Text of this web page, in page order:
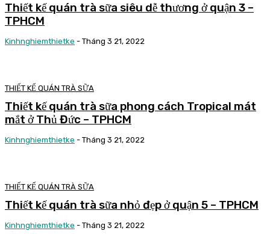
Thiết kế quán trà sữa siêu dễ thương ở quận 3 –
TPHCM
Kinhnghiemthietke - Tháng 3 21, 2022
THIẾT KẾ QUÁN TRÀ SỮA
Thiết kế quán trà sữa phong cách Tropical mát
mắt ở Thủ Đức – TPHCM
Kinhnghiemthietke - Tháng 3 21, 2022
THIẾT KẾ QUÁN TRÀ SỮA
Thiết kế quán trà sữa nhỏ đẹp ở quận 5 – TPHCM
Kinhnghiemthietke - Tháng 3 21, 2022